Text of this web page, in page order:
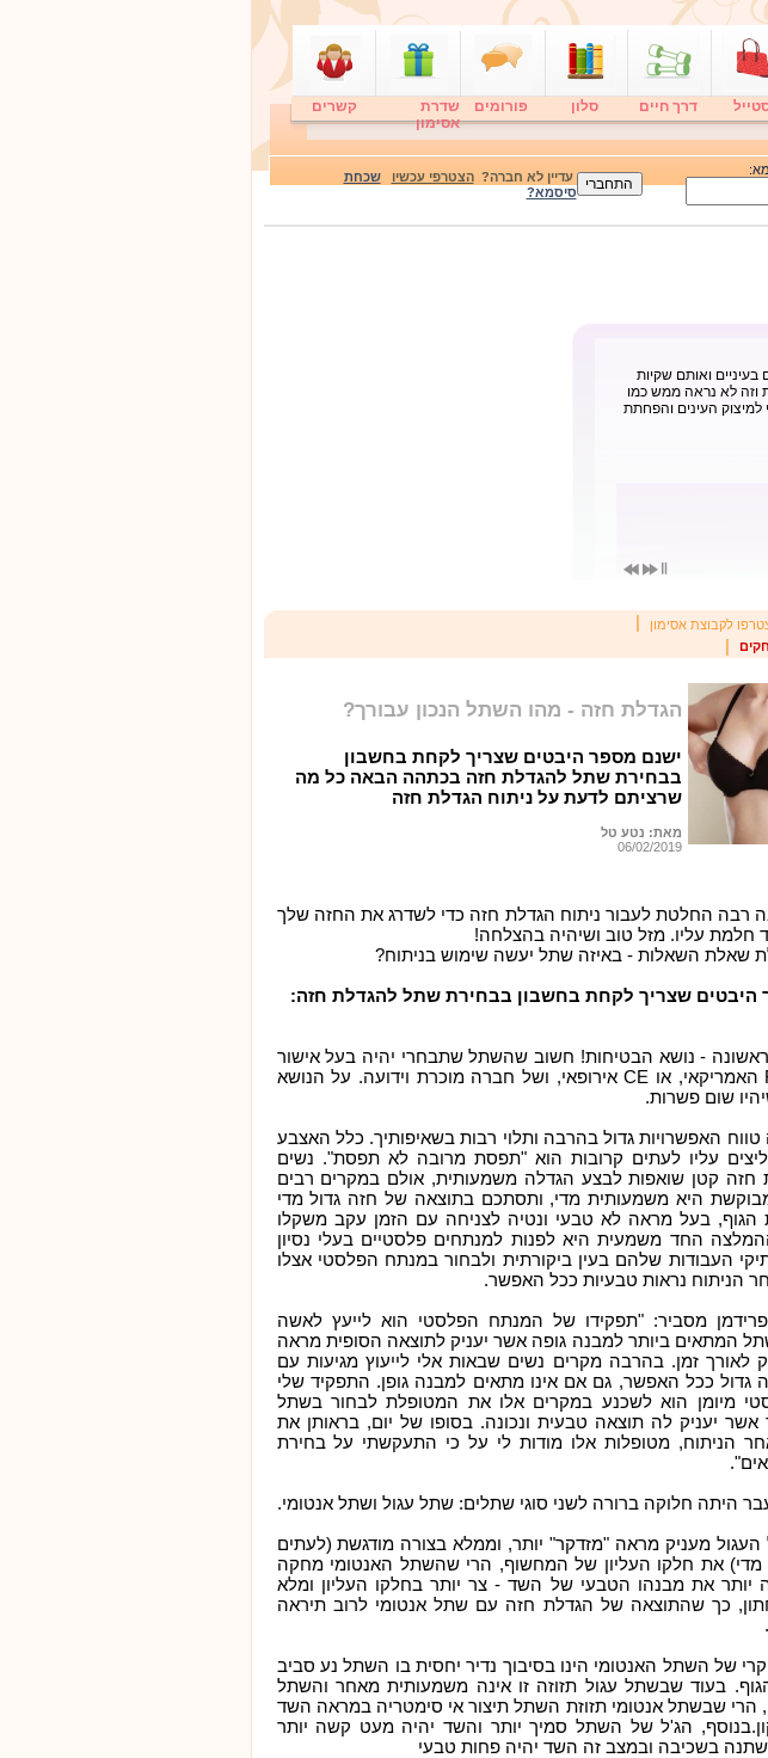
דרך חיים סלון פורומים
שדרת
אסימון
קשרים
עדיין לא חברה?הצטרפי עכשיו
שכחת
סיסמא?
ואותם שקיות
לא נראה ממש כמו
העינים והפחתת
לקבוצת אסימון
הגדלת חזה - מהו השתל הנכון עבורך?
ישנם מספר היבטים שצריך לקחת בחשבון
בבחירת שתל להגדלת חזה בכתהה הבאה כל מה
שרציתם לדעת על ניתוח הגדלת חזה
מאת: נטע טל
06/02/2019
רבה החלטת לעבור ניתוח הגדלת חזה כדי לשדרג את החזה שלך
חלמת עליו. מזל טוב ושיהיה בהצלחה!
שאלת השאלות - באיזה שתל יעשה שימוש בניתוח?
היבטים שצריך לקחת בחשבון בבחירת שתל להגדלת חזה:
- נושא הבטיחות! חשוב שהשתל שתבחרי יהיה בעל אישור
של ה -FDA האמריקאי, או CE אירופאי, ושל חברה מוכרת וידועה. על הנושא
שום פשרות.
האפשרויות גדול בהרבה ותלוי רבות בשאיפותיך. כלל האצבע
עליו לעתים קרובות הוא "תפסת מרובה לא תפסת". נשים
חזה קטן שואפות לבצע הגדלה משמעותית, אולם במקרים רבים
היא משמעותית מדי, ותסתכם בתוצאה של חזה גדול מדי
הגוף, בעל מראה לא טבעי ונטיה לצניחה עם הזמן עקב משקלו
החד משמעית היא לפנות למנתחים פלסטיים בעלי נסיון
העבודות שלהם בעין ביקורתית ולבחור במנתח הפלסטי אצלו
הניתוח נראות טבעיות ככל האפשר.
מסביר: "תפקידו של המנתח הפלסטי הוא לייעץ לאשה
המתאים ביותר למבנה גופה אשר יעניק לתוצאה הסופית מראה
לאורך זמן. בהרבה מקרים נשים שבאות אלי לייעוץ מגיעות עם
גדול ככל האפשר, גם אם אינו מתאים למבנה גופן. התפקיד שלי
מיומן הוא לשכנע במקרים אלו את המטופלת לבחור בשתל
אשר יעניק לה תוצאה טבעית ונכונה. בסופו של יום, בראותן את
הניתוח, מטופלות אלו מודות לי על כי התעקשתי על בחירת
מעניק מראה "מזדקר" יותר, וממלא בצורה מודגשת (לעתים
מדי) את חלקו העליון של המחשוף, הרי שהשתל האנטומי מחקה
יותר את מבנהו הטבעי של השד - צר יותר בחלקו העליון ומלא
כך שהתוצאה של הגדלת חזה עם שתל אנטומי לרוב תיראה
של השתל האנטומי הינו בסיבוך נדיר יחסית בו השתל נע סביב
בעוד שבשתל עגול תזוזה זו אינה משמעותית מאחר והשתל
הרי שבשתל אנטומי תזוזת השתל תיצור אי סימטריה במראה השד
הג'ל של השתל סמיך יותר והשד יהיה מעט קשה יותר
בשכיבה ובמצב זה השד יהיה פחות טבעי